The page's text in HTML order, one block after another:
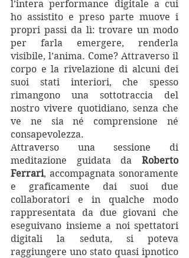
l’intera performance digitale a cui
ho assistito e preso parte muove i
propri passi da lì: trovare un modo
per farla emergere, renderla
visibile, l’anima. Come? Attraverso il
corpo e la rivelazione di alcuni dei
suoi stati interiori, che spesso
rimangono una sottotraccia del
nostro vivere quotidiano, senza che
ve ne sia né comprensione né
consapevolezza.
Attraverso una sessione di
meditazione guidata da Roberto
Ferrari, accompagnata sonoramente
e graficamente dai suoi due
collaboratori e in qualche modo
rappresentata da due giovani che
eseguivano insieme a noi spettatori
digitali la seduta, si poteva
raggiungere uno stato quasi ipnotico